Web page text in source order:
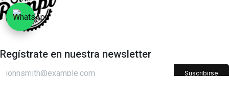
Regístrate en nuestra newsletter​
Suscribirse